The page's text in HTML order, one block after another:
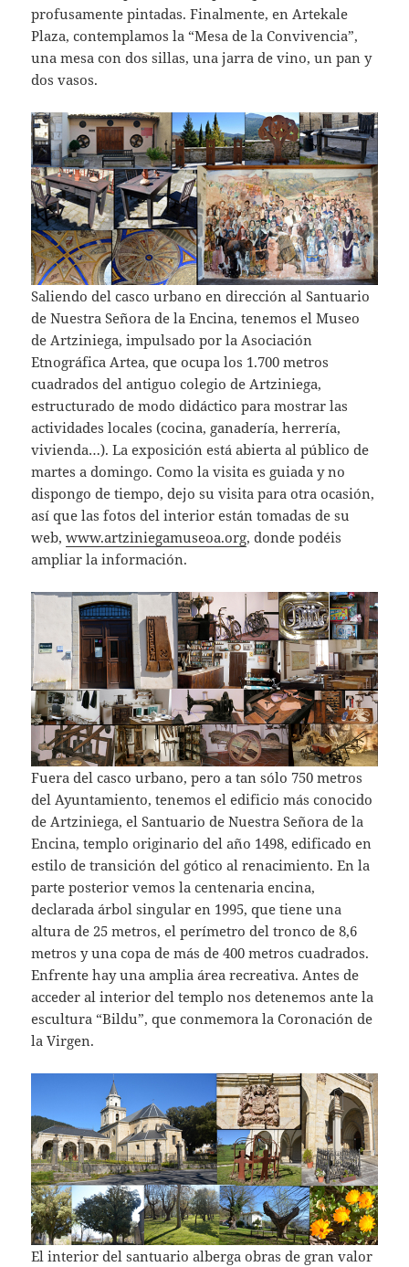
profusamente pintadas. Finalmente, en Artekale
Plaza, contemplamos la “Mesa de la Convivencia”,
una mesa con dos sillas, una jarra de vino, un pan y
dos vasos.
Saliendo del casco urbano en dirección al Santuario
de Nuestra Señora de la Encina, tenemos el Museo
de Artziniega, impulsado por la Asociación
Etnográfica Artea, que ocupa los 1.700 metros
cuadrados del antiguo colegio de Artziniega,
estructurado de modo didáctico para mostrar las
actividades locales (cocina, ganadería, herrería,
vivienda…). La exposición está abierta al público de
martes a domingo. Como la visita es guiada y no
dispongo de tiempo, dejo su visita para otra ocasión,
así que las fotos del interior están tomadas de su
web,www.artziniegamuseoa.org, donde podéis
ampliar la información.
Fuera del casco urbano, pero a tan sólo 750 metros
del Ayuntamiento, tenemos el edificio más conocido
de Artziniega, el Santuario de Nuestra Señora de la
Encina, templo originario del año 1498, edificado en
estilo de transición del gótico al renacimiento. En la
parte posterior vemos la centenaria encina,
declarada árbol singular en 1995, que tiene una
altura de 25 metros, el perímetro del tronco de 8,6
metros y una copa de más de 400 metros cuadrados.
Enfrente hay una amplia área recreativa. Antes de
acceder al interior del templo nos detenemos ante la
escultura “Bildu”, que conmemora la Coronación de
la Virgen.
El interior del santuario alberga obras de gran valor